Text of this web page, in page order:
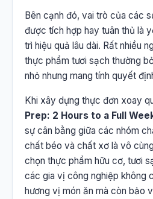
Bên cạnh đó, vai trò của các
được tích hợp hay tuân thủ là
trì hiệu quả lâu dài. Rất nhiều
thực phẩm tươi sạch thường
nhỏ nhưng mang tính quyết
Khi xây dựng thực đơn xoay
Prep: 2 Hours to a Full
sự cân bằng giữa các nhóm
chất béo và chất xơ là vô
chọn thực phẩm hữu cơ, tươi
các gia vị công nghiệp không
hương vị món ăn mà còn bảo